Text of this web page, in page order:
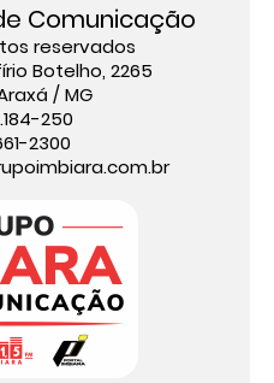
Comunicação
reservados
Botelho, 2265
/ MG
250
2300